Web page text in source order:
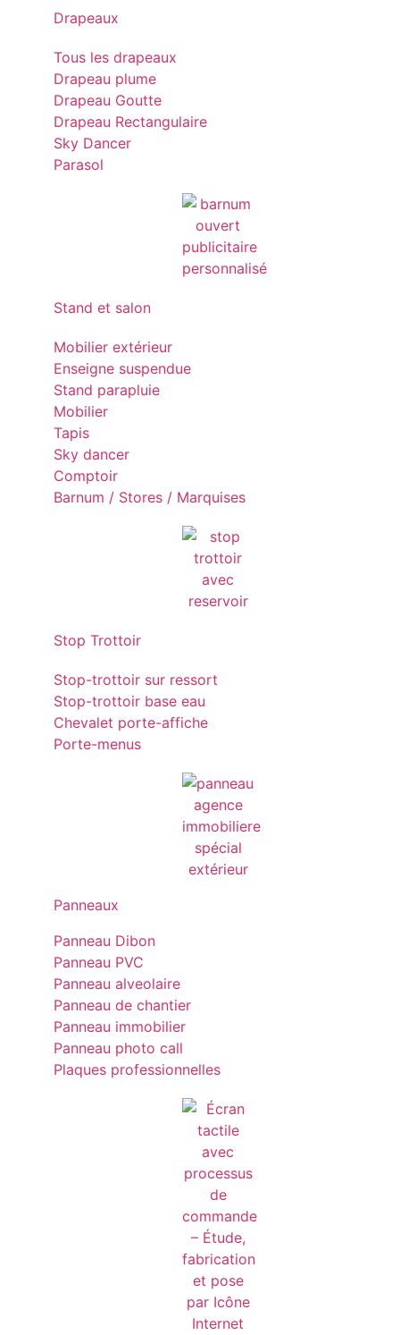
Drapeaux
Tous les drapeaux
Drapeau plume
Drapeau Goutte
Drapeau Rectangulaire
Sky Dancer
Parasol
Stand et salon
Mobilier extérieur
Enseigne suspendue
Stand parapluie
Mobilier
Tapis
Sky dancer
Comptoir
Barnum / Stores / Marquises
Stop Trottoir
Stop-trottoir sur ressort
Stop-trottoir base eau
Chevalet porte-affiche
Porte-menus
Panneaux
Panneau Dibon
Panneau PVC
Panneau alveolaire
Panneau de chantier
Panneau immobilier
Panneau photo call
Plaques professionnelles